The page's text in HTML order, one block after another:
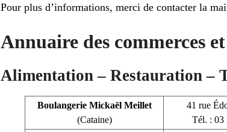
Pour plus d’informations, merci de contacter la
Annuaire des commerces
Alimentation – Restauration –
Boulangerie Mickaël Meillet
(Cataine)
41 rue
Tél. : 03